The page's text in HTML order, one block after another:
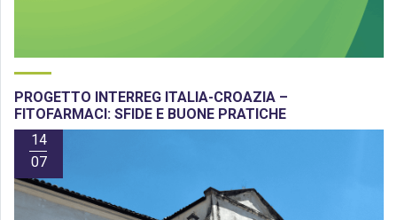
PROGETTO INTERREG ITALIA-CROAZIA –
FITOFARMACI: SFIDE E BUONE PRATICHE
14
07